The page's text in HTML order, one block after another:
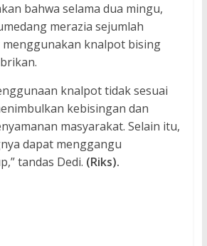
bahwa selama dua mingu,
merazia sejumlah
menggunakan knalpot bising
knalpot tidak sesuai
kebisingan dan
masyarakat. Selain itu,
dapat menggangu
tandas Dedi. (Riks).